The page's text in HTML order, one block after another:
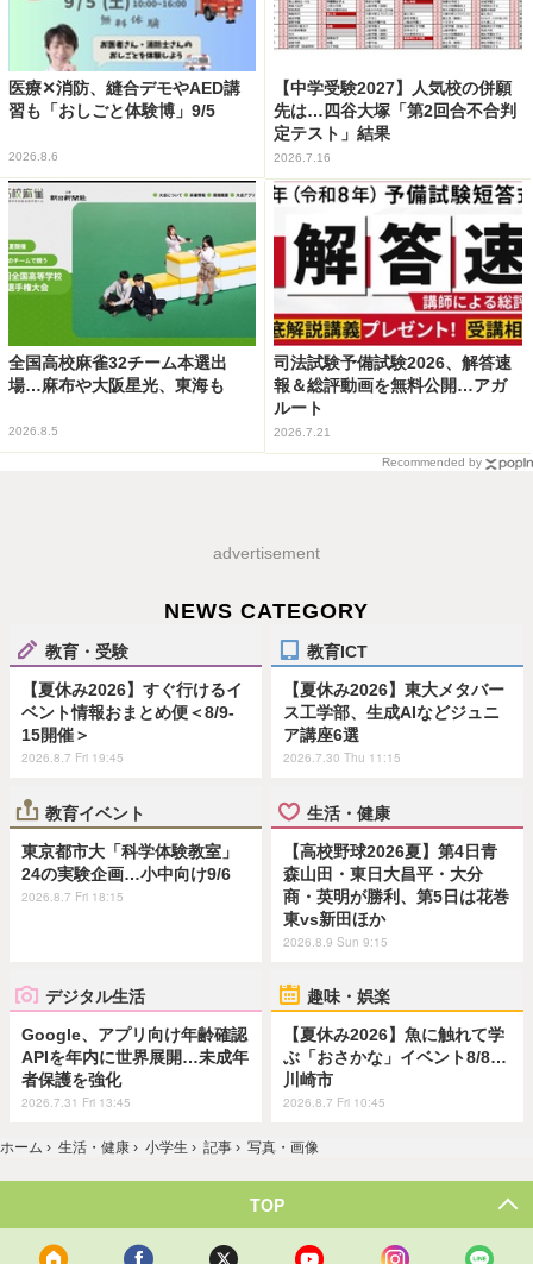
医療✕消防、縫合デモやAED講
習も「おしごと体験博」9/5
2026.8.6
【中学受験2027】人気校の併願
先は…四谷大塚「第2回合不合判
定テスト」結果
2026.7.16
全国高校麻雀32チーム本選出
場…麻布や大阪星光、東海も
2026.8.5
司法試験予備試験2026、解答速
報＆総評動画を無料公開…アガ
ルート
2026.7.21
Recommended by
advertisement
NEWS CATEGORY
教育・受験
【夏休み2026】すぐ行けるイ
ベント情報おまとめ便＜8/9-
15開催＞
2026.8.7 Fri 19:45
教育ICT
【夏休み2026】東大メタバー
ス工学部、生成AIなどジュニ
ア講座6選
2026.7.30 Thu 11:15
教育イベント
東京都市大「科学体験教室」
24の実験企画…小中向け9/6
2026.8.7 Fri 18:15
生活・健康
【高校野球2026夏】第4日青
森山田・東日大昌平・大分
商・英明が勝利、第5日は花巻
東vs新田ほか
2026.8.9 Sun 9:15
デジタル生活
Google、アプリ向け年齢確認
APIを年内に世界展開…未成年
者保護を強化
2026.7.31 Fri 13:45
趣味・娯楽
【夏休み2026】魚に触れて学
ぶ「おさかな」イベント8/8…
川崎市
2026.8.7 Fri 10:45
ホーム › 生活・健康 › 小学生 › 記事 › 写真・画像
TOP